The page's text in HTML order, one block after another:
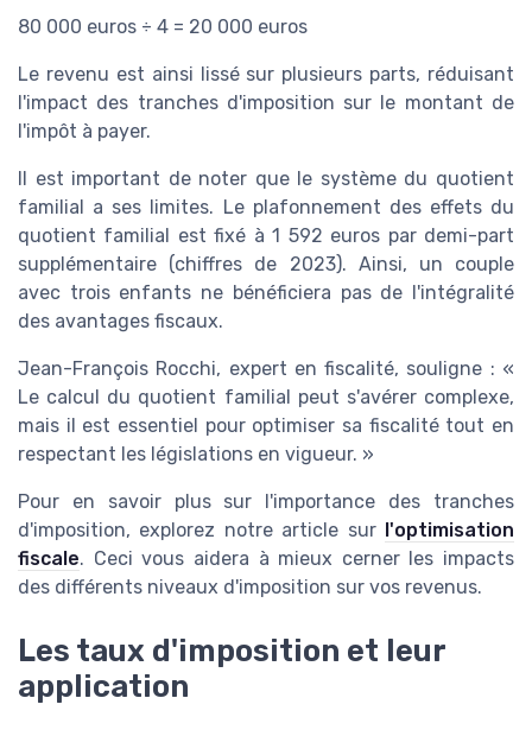
80 000 euros ÷ 4 = 20 000 euros
Le revenu est ainsi lissé sur plusieurs parts, réduisant
l'impact des tranches d'imposition sur le montant de
l'impôt à payer.
Il est important de noter que le système du quotient
familial a ses limites. Le plafonnement des effets du
quotient familial est fixé à 1 592 euros par demi-part
supplémentaire (chiffres de 2023). Ainsi, un couple
avec trois enfants ne bénéficiera pas de l'intégralité
des avantages fiscaux.
Jean-François Rocchi, expert en fiscalité, souligne : «
Le calcul du quotient familial peut s'avérer complexe,
mais il est essentiel pour optimiser sa fiscalité tout en
respectant les législations en vigueur. »
Pour en savoir plus sur l'importance des tranches
d'imposition, explorez notre article sur l'optimisation
fiscale. Ceci vous aidera à mieux cerner les impacts
des différents niveaux d'imposition sur vos revenus.
Les taux d'imposition et leur
application